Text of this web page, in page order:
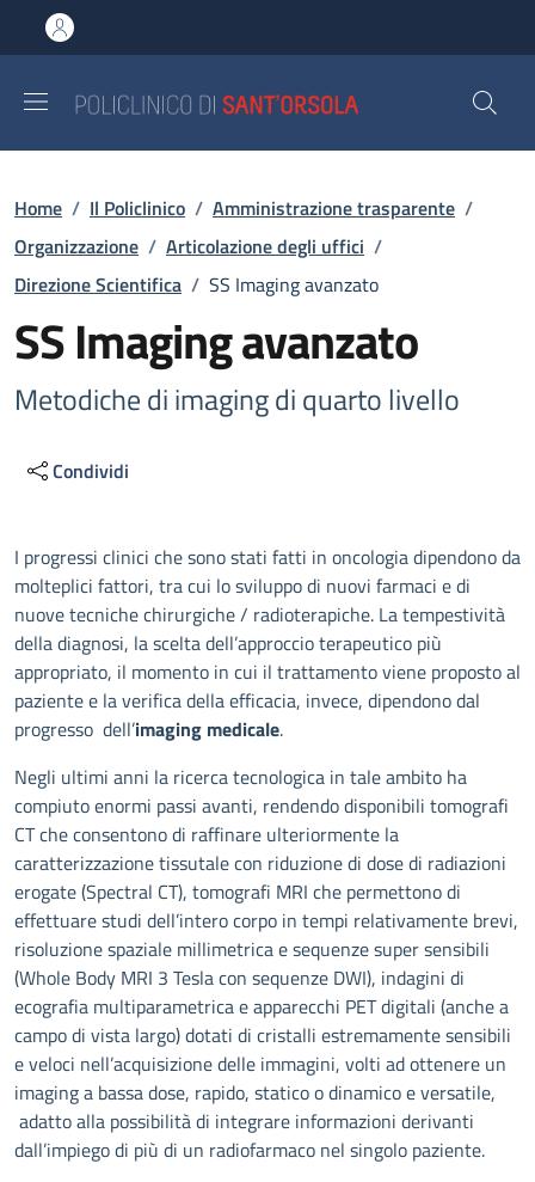
al contenuto principale
to footer content
Briciole di pane
Home / Il Policlinico / Amministrazione trasparente /
Organizzazione / Articolazione degli uffici /
Direzione Scientifica / SS Imaging avanzato
SS Imaging avanzato
Metodiche di imaging di quarto livello
Condividi
Descrizione
I progressi clinici che sono stati fatti in oncologia dipendono da
molteplici fattori, tra cui lo sviluppo di nuovi farmaci e di
nuove tecniche chirurgiche / radioterapiche. La tempestività
della diagnosi, la scelta dell’approccio terapeutico più
appropriato, il momento in cui il trattamento viene proposto al
paziente e la verifica della efficacia, invece, dipendono dal
progresso dell’imaging medicale.
Negli ultimi anni la ricerca tecnologica in tale ambito ha
compiuto enormi passi avanti, rendendo disponibili tomografi
CT che consentono di raffinare ulteriormente la
caratterizzazione tissutale con riduzione di dose di radiazioni
erogate (Spectral CT), tomografi MRI che permettono di
effettuare studi dell’intero corpo in tempi relativamente brevi,
risoluzione spaziale millimetrica e sequenze super sensibili
(Whole Body MRI 3 Tesla con sequenze DWI), indagini di
ecografia multiparametrica e apparecchi PET digitali (anche a
campo di vista largo) dotati di cristalli estremamente sensibili
e veloci nell’acquisizione delle immagini, volti ad ottenere un
imaging a bassa dose, rapido, statico o dinamico e versatile,
adatto alla possibilità di integrare informazioni derivanti
dall’impiego di più di un radiofarmaco nel singolo paziente.